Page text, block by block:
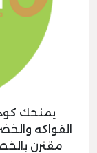
يمنحك
الفواكه
مقترن